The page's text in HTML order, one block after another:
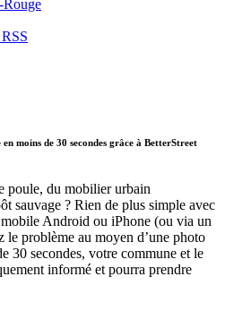
Rouge
moins de 30 secondes grâce à BetterStreet
poule, du mobilier urbain
sauvage ? Rien de plus simple avec
Android ou iPhone (ou via un
problème au moyen d’une photo
30 secondes, votre commune et le
informé et pourra prendre